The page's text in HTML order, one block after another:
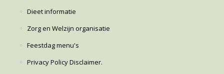
Dieet informatie
Zorg en Welzijn organisatie
Feestdag menu's
Privacy Policy Disclaimer.